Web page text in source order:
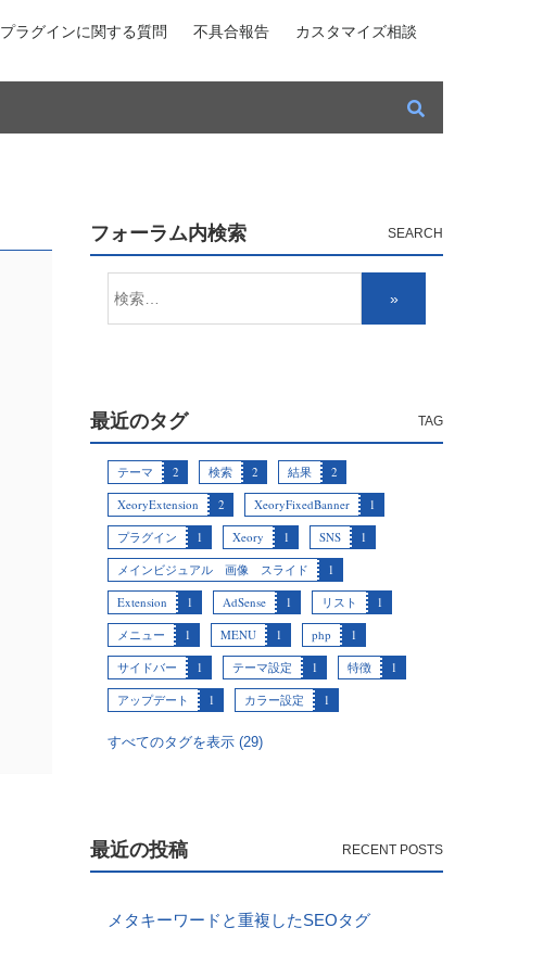
プラグインに関する質問 不具合報告 カスタマイズ相談
フォーラム内検索
最近のタグ
テーマ 2 検索 2 結果
2
XeoryExtension
2 XeoryFixedBanner
1
プラグイン
1 Xeory 1 SNS
1
メインビジュアル 画像 スライド
1
Extension
1 AdSense 1 リスト
1
メニュー
1 MENU 1 php
1
サイドバー
1 テーマ設定 1 特徴
1
アップデート
1 カラー設定 1
すべてのタグを表示 (29)
最近の投稿
メタキーワードと重複したSEOタグ